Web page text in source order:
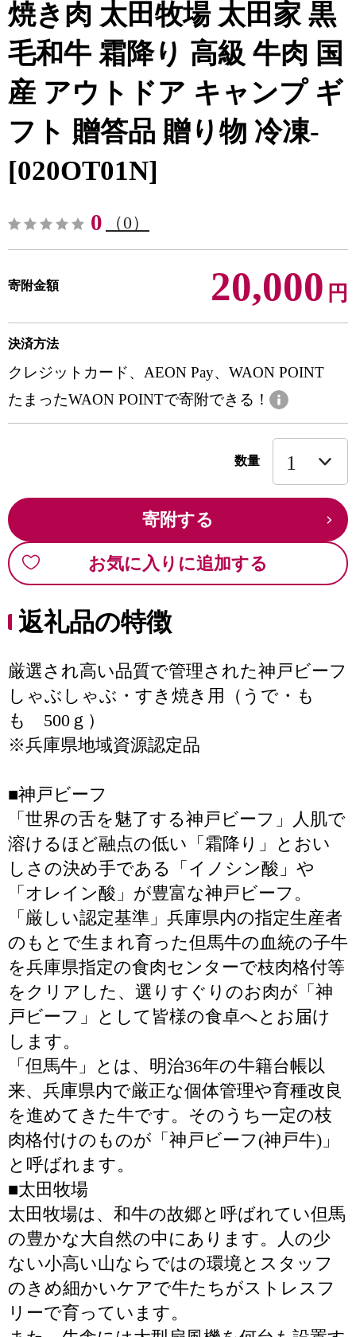
焼き肉 太田牧場 太田家 黒
毛和牛 霜降り 高級 牛肉 国
産 アウトドア キャンプ ギ
フト 贈答品 贈り物 冷凍-
[020OT01N]
0 （0）
寄附金額 20,000 円
決済方法
クレジットカード、AEON Pay、WAON POINT
たまったWAON POINTで寄附できる！
数量
寄附する
お気に入りに追加する
返礼品の特徴
厳選され高い品質で管理された神戸ビーフ
しゃぶしゃぶ・すき焼き用（うで・も
も 500ｇ）
※兵庫県地域資源認定品
■神戸ビーフ
「世界の舌を魅了する神戸ビーフ」人肌で
溶けるほど融点の低い「霜降り」とおい
しさの決め手である「イノシン酸」や
「オレイン酸」が豊富な神戸ビーフ。
「厳しい認定基準」兵庫県内の指定生産者
のもとで生まれ育った但馬牛の血統の子牛
を兵庫県指定の食肉センターで枝肉格付等
をクリアした、選りすぐりのお肉が「神
戸ビーフ」として皆様の食卓へとお届け
します。
「但馬牛」とは、明治36年の牛籍台帳以
来、兵庫県内で厳正な個体管理や育種改良
を進めてきた牛です。そのうち一定の枝
肉格付けのものが「神戸ビーフ(神戸牛)」
と呼ばれます。
■太田牧場
太田牧場は、和牛の故郷と呼ばれてい但馬
の豊かな大自然の中にあります。人の少
ない小高い山ならではの環境とスタッフ
のきめ細かいケアで牛たちがストレスフ
リーで育っています。